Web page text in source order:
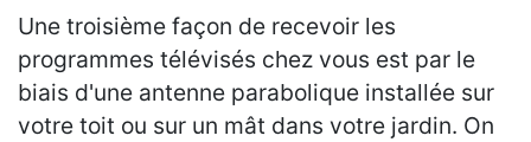
Une troisième façon de recevoir les
programmes télévisés chez vous est par le
biais d'une antenne parabolique installée sur
votre toit ou sur un mât dans votre jardin. On